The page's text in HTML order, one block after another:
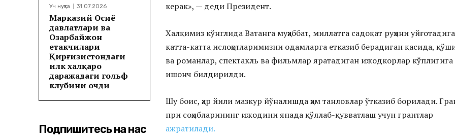
Уч нуқта 31.07.2026
Марказий Осиё
давлатлари ва
Озарбайжон
етакчилари
Қирғизистондаги
илк халқаро
даражадаги гольф
клубини очди
Подпишитесь на нас
керак», — деди Президент.
Халқимиз кўнглида Ватанга муҳаббат, миллатга садоқат руҳини
катта-катта ислоҳотларимизни одамларга етказиб берадиган қасида,
ва романлар, спектакль ва фильмлар яратадиган ижодкорлар кўплигига
ишонч билдирилди.
Шу боис, ҳар йили мазкур йўналишда ҳам танловлар ўтказиб борилади.
при соҳибларининг ижодини янада қўллаб-қувватлаш учун грантлар
ажратилади.